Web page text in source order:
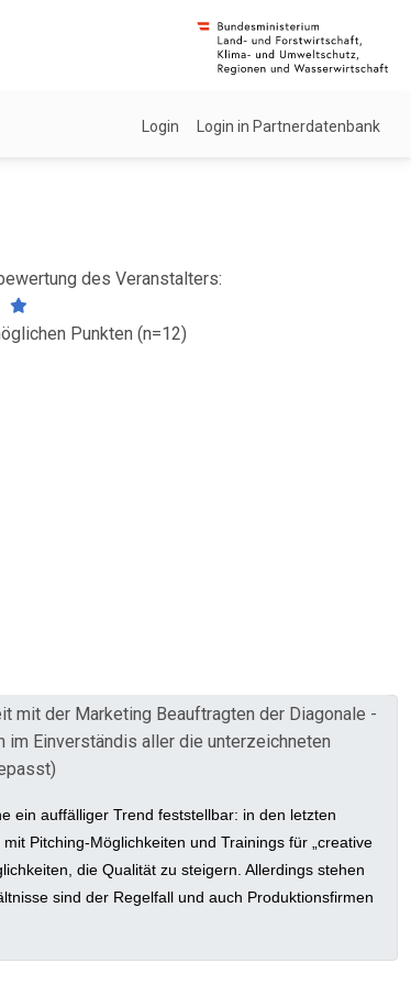
Login Login in Partnerdatenbank
des Veranstalters:
Punkten (n=12)
mit der Marketing Beauftragten der Diagonale -
Einverständis aller die unterzeichneten
ein auffälliger Trend feststellbar: in den letzten
Pitching-Möglichkeiten und Trainings für „creative
die Qualität zu steigern. Allerdings stehen
sind der Regelfall und auch Produktionsfirmen